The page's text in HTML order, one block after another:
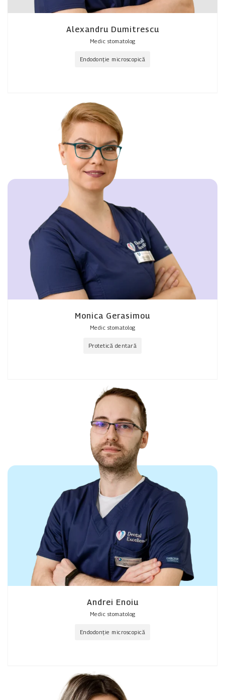
Alexandru Dumitrescu
Medic stomatolog
Endodonție microscopică
Monica Gerasimou
Medic stomatolog
Protetică dentară
Andrei Enoiu
Medic stomatolog
Endodonție microscopică